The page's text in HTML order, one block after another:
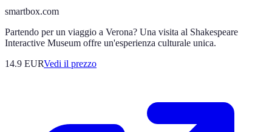
smartbox.com
Partendo per un viaggio a Verona? Una visita al Shakespeare
Interactive Museum offre un'esperienza culturale unica.
14.9 EURVedi il prezzo